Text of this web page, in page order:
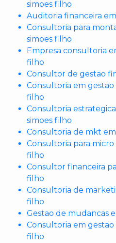
simoes filho
Auditoria financeira
Consultoria para
simoes filho
Empresa consultoria
filho
Consultor de gestao
Consultoria em
filho
Consultoria
simoes filho
Consultoria de mkt
Consultoria para micro
filho
Consultor financeira
filho
Consultoria de
filho
Gestao de mudancas
Consultoria em
filho